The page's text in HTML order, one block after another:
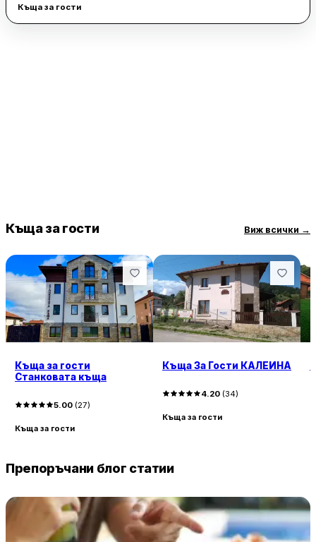
Къща за гости
Къща за гости Виж всички →
Къща за гости
Станковата къща
5.00 (27)
Къща за гости
Къща За Гости КАЛЕИНА
4.20 (34)
Къща за гости
Препоръчани блог статии